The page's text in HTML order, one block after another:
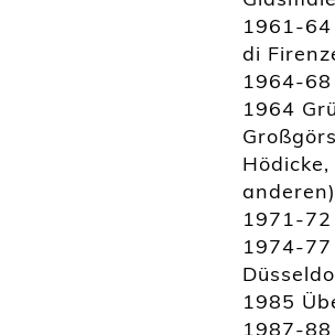
1961-
di
1964-
1964
anderen)
1971-
1974-
1985
1987-